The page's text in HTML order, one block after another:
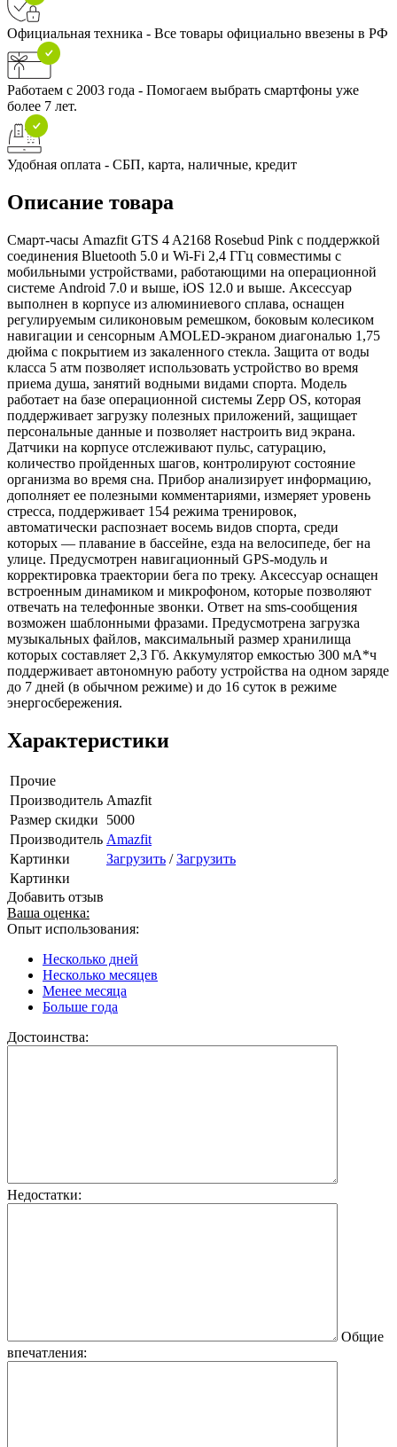
Официальная техника - Все товары официально ввезены в РФ
Работаем с 2003 года - Помогаем выбрать смартфоны уже
более 7 лет.
Удобная оплата - СБП, карта, наличные, кредит
Описание товара
Смарт-часы Amazfit GTS 4 A2168 Rosebud Pink с поддержкой
соединения Bluetooth 5.0 и Wi-Fi 2,4 ГГц совместимы с
мобильными устройствами, работающими на операционной
системе Android 7.0 и выше, iOS 12.0 и выше. Аксессуар
выполнен в корпусе из алюминиевого сплава, оснащен
регулируемым силиконовым ремешком, боковым колесиком
навигации и сенсорным AMOLED-экраном диагональю 1,75
дюйма с покрытием из закаленного стекла. Защита от воды
класса 5 атм позволяет использовать устройство во время
приема душа, занятий водными видами спорта. Модель
работает на базе операционной системы Zepp OS, которая
поддерживает загрузку полезных приложений, защищает
персональные данные и позволяет настроить вид экрана.
Датчики на корпусе отслеживают пульс, сатурацию,
количество пройденных шагов, контролируют состояние
организма во время сна. Прибор анализирует информацию,
дополняет ее полезными комментариями, измеряет уровень
стресса, поддерживает 154 режима тренировок,
автоматически распознает восемь видов спорта, среди
которых — плавание в бассейне, езда на велосипеде, бег на
улице. Предусмотрен навигационный GPS-модуль и
корректировка траектории бега по треку. Аксессуар оснащен
встроенным динамиком и микрофоном, которые позволяют
отвечать на телефонные звонки. Ответ на sms-сообщения
возможен шаблонными фразами. Предусмотрена загрузка
музыкальных файлов, максимальный размер хранилища
которых составляет 2,3 Гб. Аккумулятор емкостью 300 мА*ч
поддерживает автономную работу устройства на одном заряде
до 7 дней (в обычном режиме) и до 16 суток в режиме
энергосбережения.
Характеристики
Прочие
Производитель Amazfit
Размер скидки
5000
Производитель Amazfit
Картинки
Загрузить /Загрузить
Картинки
Добавить отзыв
Ваша оценка:
Опыт использования:
Несколько дней
Несколько месяцев
Менее месяца
Больше года
Достоинства:
Недостатки:
Общие
впечатления: